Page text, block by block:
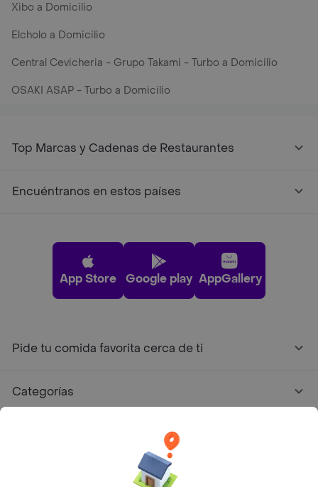
Xibo a Domicilio
Elcholo a Domicilio
Central Cevicheria - Grupo Takami - Turbo a Domicilio
OSAKI ASAP - Turbo a Domicilio
Top Marcas y Cadenas de Restaurantes
Encuéntranos en estos países
App Store Google play AppGallery
Pide tu comida favorita cerca de ti
Categorías